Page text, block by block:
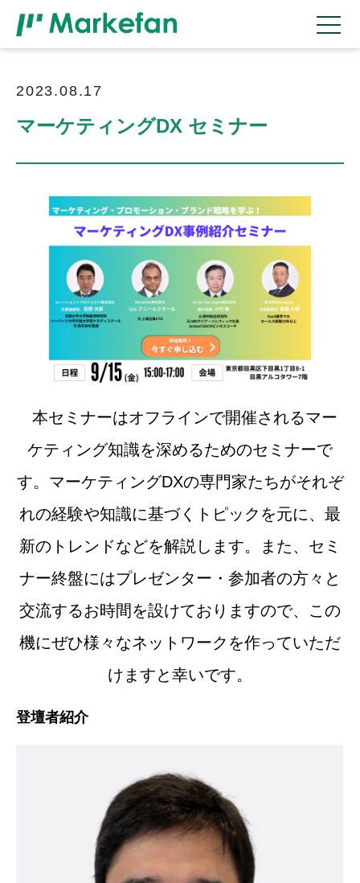
2023.08.17
マーケティングDX セミナー
本セミナーはオフラインで開催されるマー
ケティング知識を深めるためのセミナーで
す。マーケティングDXの専門家たちがそれぞ
れの経験や知識に基づくトピックを元に、最
新のトレンドなどを解説します。また、セミ
ナー終盤にはプレゼンター・参加者の方々と
交流するお時間を設けておりますので、この
機にぜひ様々なネットワークを作っていただ
けますと幸いです。
登壇者紹介